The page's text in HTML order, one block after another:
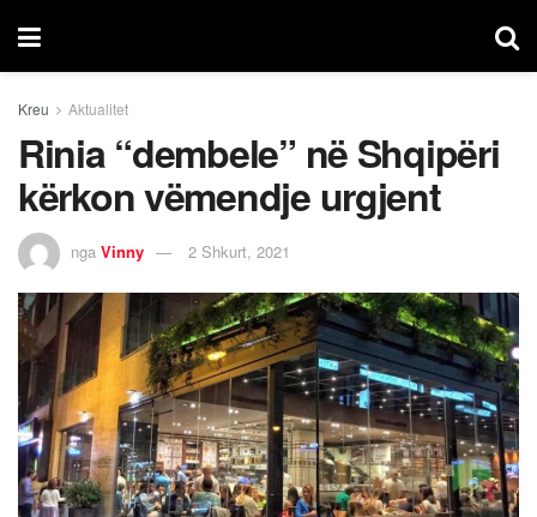
Kreu Aktualitet
Rinia “dembele” në Shqipëri
kërkon vëmendje urgjent
nga Vinny 2 Shkurt, 2021